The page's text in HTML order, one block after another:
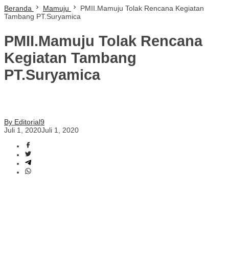
Beranda Mamuju
PMII.Mamuju Tolak Rencana Kegiatan
Tambang PT.Suryamica
PMII.Mamuju Tolak Rencana
Kegiatan Tambang
PT.Suryamica
By Editorial9
Juli 1, 2020Juli 1, 2020